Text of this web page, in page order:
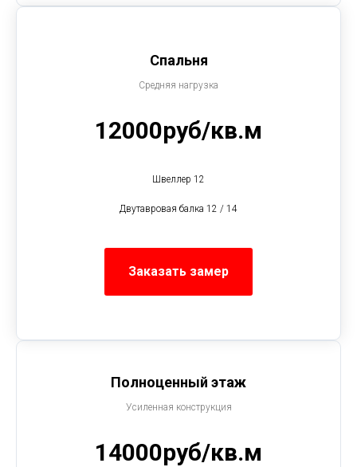
Спальня
Средняя нагрузка
12000руб/кв.м
Швеллер 12
Двутавровая балка 12 / 14
Заказать замер
Полноценный этаж
Усиленная конструкция
14000руб/кв.м